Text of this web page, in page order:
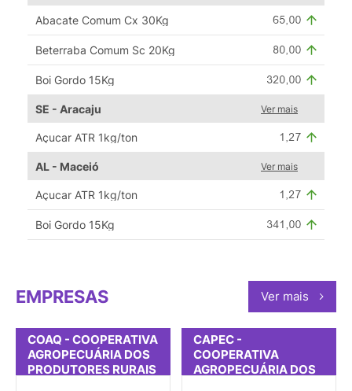
Abacate Comum Cx 30Kg
Beterraba Comum Sc 20Kg
Boi Gordo 15Kg
SE - Aracaju Ver mais
Açucar ATR 1kg/ton
AL - Maceió Ver mais
Açucar ATR 1kg/ton
Boi Gordo 15Kg
EMPRESAS Ver mais
COAQ - COOPERATIVA
AGROPECUÁRIA DOS
PRODUTORES RURAIS
CAPEC -
COOPERATIVA
AGROPECUÁRIA DOS